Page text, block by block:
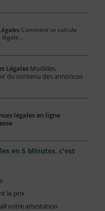
Comment se calcule
légale...
Légales Modèles,
du contenu des annonces
légales en ligne
en 5 Minutes, c'est
le prix
votre attestation